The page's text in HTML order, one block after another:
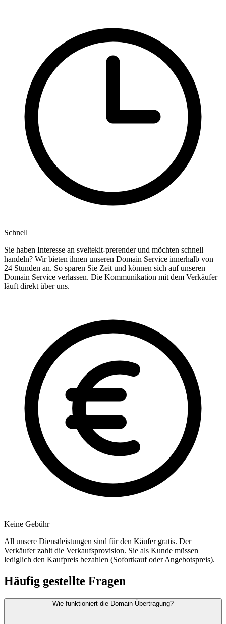
Schnell
Sie haben Interesse an sveltekit-prerender und möchten schnell
handeln? Wir bieten ihnen unseren Domain Service innerhalb von
24 Stunden an. So sparen Sie Zeit und können sich auf unseren
Domain Service verlassen. Die Kommunikation mit dem Verkäufer
läuft direkt über uns.
Keine Gebühr
All unsere Dienstleistungen sind für den Käufer gratis. Der
Verkäufer zahlt die Verkaufsprovision. Sie als Kunde müssen
lediglich den Kaufpreis bezahlen (Sofortkauf oder Angebotspreis).
Häufig gestellte Fragen
Wie funktioniert die Domain Übertragung?